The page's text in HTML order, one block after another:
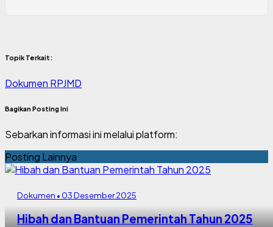
Topik Terkait:
Dokumen RPJMD
Bagikan Posting Ini
Sebarkan informasi ini melalui platform:
Posting Lainnya
Dokumen • 03 Desember 2025
Hibah dan Bantuan Pemerintah Tahun 2025